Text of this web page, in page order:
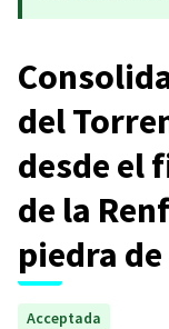
del
desde el
de la
piedra de
Acceptada